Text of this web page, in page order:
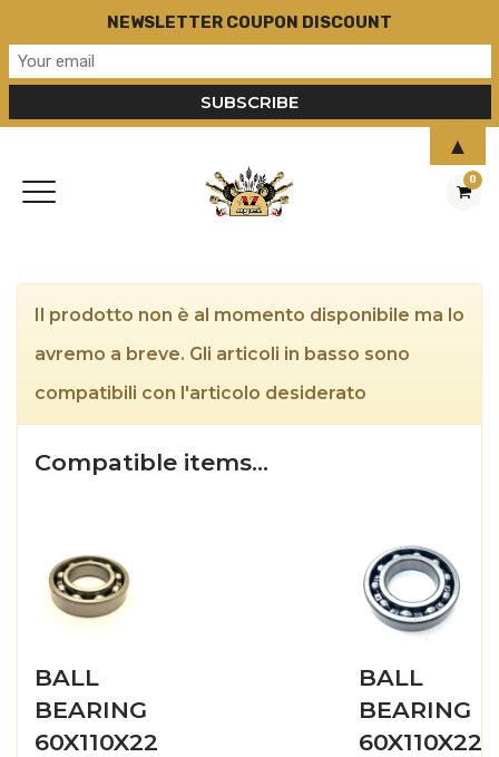
0
Il prodotto non è al momento disponibile ma lo
avremo a breve. Gli articoli in basso sono
compatibili con l'articolo desiderato
Compatible items…
BALL
BEARING
60X110X22
BALL
BEARING
60X110X22
NEWSLETTER COUPON DISCOUNT
▲